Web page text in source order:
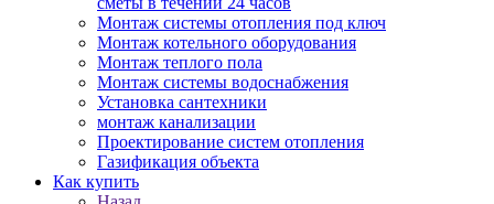
Монтаж системы отопления под ключ
Монтаж котельного оборудования
Монтаж теплого пола
Монтаж системы водоснабжения
Установка сантехники
монтаж канализации
Проектирование систем отопления
Газификация объекта
Как купить